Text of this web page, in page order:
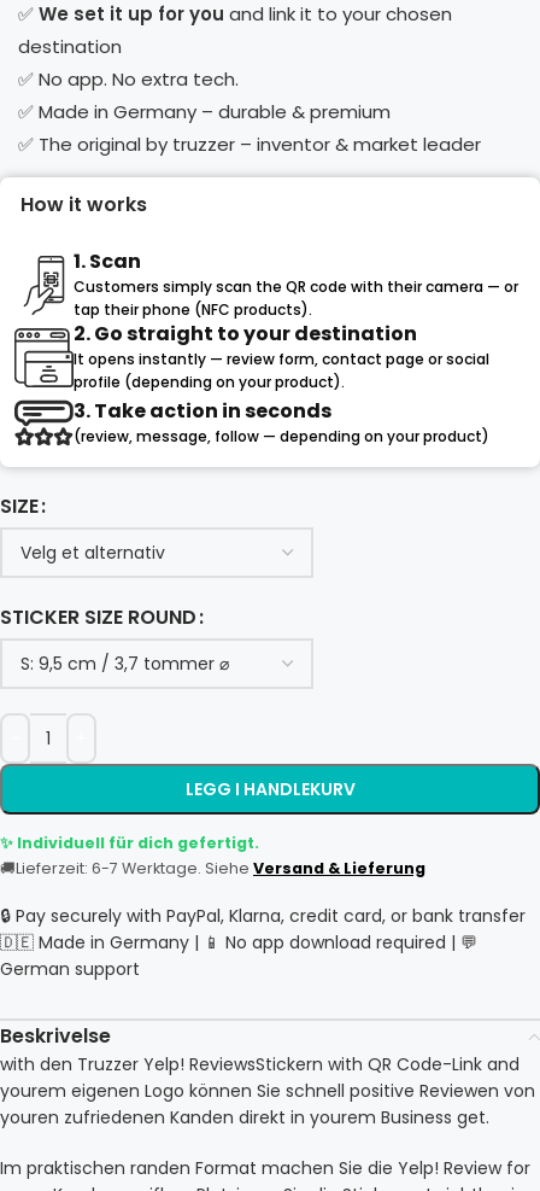
✅We set it up for you and link it to your chosen
destination
✅ No app. No extra tech.
✅ Made in Germany – durable & premium
✅ The original by truzzer – inventor & market leader
How it works
1. Scan
Customers simply scan the QR code with their camera — or
tap their phone (NFC products).
2. Go straight to your destination
It opens instantly — review form, contact page or social
profile (depending on your product).
3. Take action in seconds
(review, message, follow — depending on your product)
SIZE
STICKER SIZE ROUND
LEGG I HANDLEKURV
✨ Individuell für dich gefertigt.
🚚Lieferzeit: 6-7 Werktage. Siehe Versand & Lieferung
🔒 Pay securely with PayPal, Klarna, credit card, or bank transfer
🇩🇪 Made in Germany | 📱 No app download required | 💬
German support
Beskrivelse
with den Truzzer Yelp! ReviewsStickern with QR Code-Link and
yourem eigenen Logo können Sie schnell positive Reviewen von
youren zufriedenen Kanden direkt in yourem Business get.
Im praktischen randen Format machen Sie die Yelp! Review for